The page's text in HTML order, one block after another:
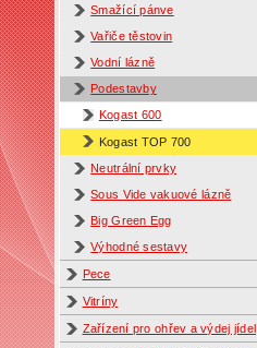
Smažící pánve
Vařiče těstovin
Vodní lázně
Podestavby
Kogast 600
Kogast TOP 700
Neutrální prvky
Sous Vide vakuové lázně
Big Green Egg
Výhodné sestavy
Pece
Vitríny
Zařízení pro ohřev a výdej jídel